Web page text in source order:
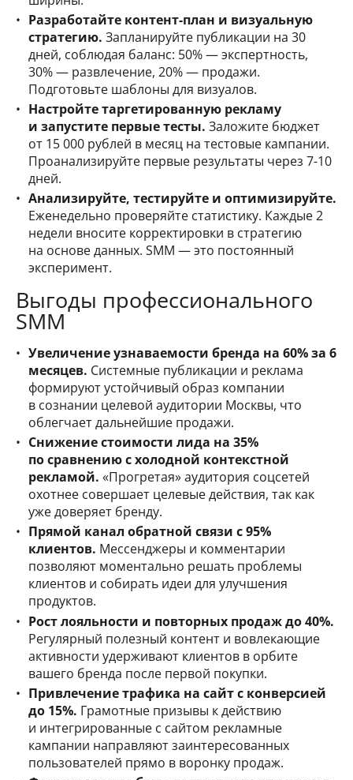
Разработайте контент-план и визуальную
стратегию. Запланируйте публикации на 30
дней, соблюдая баланс: 50% — экспертность,
30% — развлечение, 20% — продажи.
Подготовьте шаблоны для визуалов.
Настройте таргетированную рекламу
и запустите первые тесты. Заложите бюджет
от 15 000 рублей в месяц на тестовые кампании.
Проанализируйте первые результаты через 7-10
дней.
Анализируйте, тестируйте и оптимизируйте.
Еженедельно проверяйте статистику. Каждые 2
недели вносите корректировки в стратегию
на основе данных. SMM — это постоянный
эксперимент.
Выгоды профессионального
SMM
Увеличение узнаваемости бренда на 60% за 6
месяцев. Системные публикации и реклама
формируют устойчивый образ компании
в сознании целевой аудитории Москвы, что
облегчает дальнейшие продажи.
Снижение стоимости лида на 35%
по сравнению с холодной контекстной
рекламой. «Прогретая» аудитория соцсетей
охотнее совершает целевые действия, так как
уже доверяет бренду.
Прямой канал обратной связи с 95%
клиентов. Мессенджеры и комментарии
позволяют моментально решать проблемы
клиентов и собирать идеи для улучшения
продуктов.
Рост лояльности и повторных продаж до 40%.
Регулярный полезный контент и вовлекающие
активности удерживают клиентов в орбите
вашего бренда после первой покупки.
Привлечение трафика на сайт с конверсией
до 15%. Грамотные призывы к действию
и интегрированные с сайтом рекламные
кампании направляют заинтересованных
пользователей прямо в воронку продаж.